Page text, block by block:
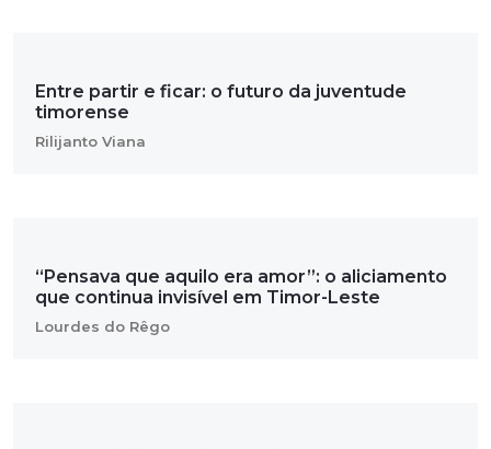
Entre partir e ficar: o futuro da juventude
timorense
Rilijanto Viana
“Pensava que aquilo era amor”: o aliciamento
que continua invisível em Timor-Leste
Lourdes do Rêgo